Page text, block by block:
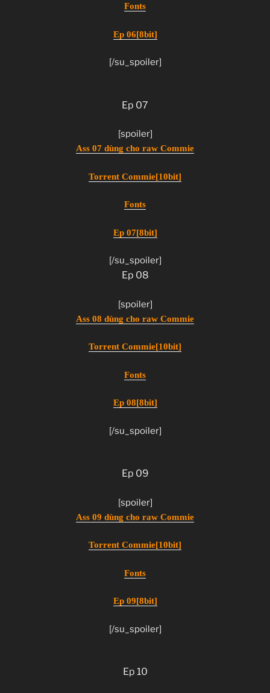
Fonts
Ep 06[8bit]
[/su_spoiler]
Ep 07
[spoiler]
Ass 07 dùng cho raw Commie
Torrent Commie[10bit]
Fonts
Ep 07[8bit]
[/su_spoiler]
Ep 08
[spoiler]
Ass 08 dùng cho raw Commie
Torrent Commie[10bit]
Fonts
Ep 08[8bit]
[/su_spoiler]
Ep 09
[spoiler]
Ass 09 dùng cho raw Commie
Torrent Commie[10bit]
Fonts
Ep 09[8bit]
[/su_spoiler]
Ep 10